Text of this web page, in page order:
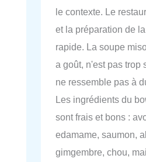
le contexte. Le
et la préparation de
rapide. La soupe
a goût, n'est pas trop
ne ressemble pas à
Les ingrédients du
sont frais et bons :
edamame, saumon,
gimgembre, chou,